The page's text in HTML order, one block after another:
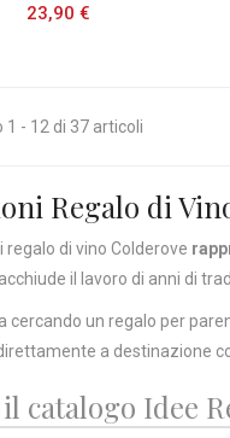
23,90 €
- 12 di 37 articoli
Regalo di
di vino Colderove
il lavoro di anni di
cercando un regalo per
a destinazione
catalogo Idee